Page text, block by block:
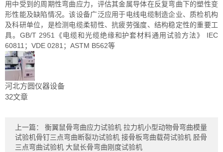
用中受到的周期性弯曲应力，评估其金属导体在反复弯曲下的塑性变
形性能及缺陷情况。该设备广泛应用于电线电缆制造企业、质检机构
及科研单位，是检测电缆柔韧性、抗疲劳强度、结构稳定性的重要工
具。GB/T 2951《电缆和光缆绝缘和护套材料通用试验方法》 IEC
60811；VDE 0281；ASTM B562等
河北方圆仪器设备
32文章
上一篇： 衡翼鼠骨弯曲应力试验机 拉力机小型动物骨弯曲模量
试验机骨钉三点弯曲断裂功试验机 接骨板弯曲载荷试验机 胫骨
三点弯曲试验机 大鼠长骨弯曲刚度试验机